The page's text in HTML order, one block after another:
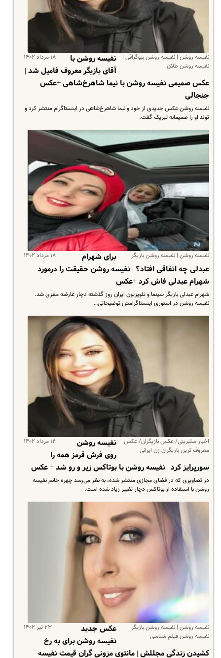
نفیسه روشن | نفیسه روشن بیوگرافی |
نفیسه روشن طلاق
۱۸ مرداد ۱۴۰۲
نفیسه روشن با
آقای بازیگر معروف فامیل شد |
عکس صمیمی نفیسه روشن با نیما شاهرخ‌شاهی +عکس
جنجالی
نفیسه روشن عکس جدیدی از خود و نیما شاهرخ‌شاهی در اینستاگرام منتشر کرد و
تولد او را صمیمانه تبریک گفت.
نفیسه روشن | نفیسه روشن بازیگر ۱۸ مرداد ۱۴۰۲
برای شهرام
عبدلی چه اتفاقی افتاد؟ | نفیسه روشن حقیقت را درمورد
شهرام عبدلی فاش کرد +عکس
شهرام عبدلی بازیگر سینما و تلویزیون ایران روز گذشته دچار عارضه مغزی شد.
نفیسه روشن در استوری اینستاگرامش توضیحاتی…
اخبار سلبریتی/ عکس بازیگران/ عکس
معروف ترین بازیگران زن ایرانی
۱۴ مرداد ۱۴۰۲
نفیسه روشن
روی فرش قرمز همه را
سورپرایز کرد | نفیسه روشن با بوتاکس زیر و رو شد + عکس
در تصاویری که در فضای مجازی منتشر شده، به نظر می‌رسد چهره خانم نفیسه
روشن با استفاده از بوتاکس دچار تغییر زیاد شده است.
نفیسه روشن | نفیسه روشن بازیگر |
نفیسه روشن فیلم شناسی
۲۳ تیر ۱۴۰۲
عکس جدید
نفیسه روشن برای به رخ
کشیدن زندگی مجللش | مانتوی مزونی گران قیمت نفیسه